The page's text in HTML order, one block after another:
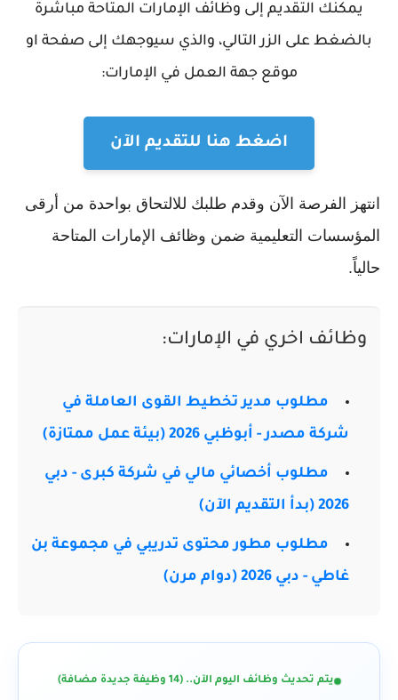
يمكنك التقديم إلى وظائف الإمارات المتاحة مباشرة
بالضغط على الزر التالي، والذي سيوجهك إلى صفحة او
موقع جهة العمل في الإمارات:
اضغط هنا للتقديم الآن
انتهز الفرصة الآن وقدم طلبك للالتحاق بواحدة من أرقى
المؤسسات التعليمية ضمن وظائف الإمارات المتاحة
حالياً.
وظائف اخري في الإمارات:
مطلوب مدير تخطيط القوى العاملة في
شركة مصدر - أبوظبي 2026 (بيئة عمل ممتازة)
مطلوب أخصائي مالي في شركة كبرى - دبي
2026 (بدأ التقديم الآن)
مطلوب مطور محتوى تدريبي في مجموعة بن
غاطي - دبي 2026 (دوام مرن)
يتم تحديث وظائف اليوم الآن.. (14 وظيفة جديدة مضافة)